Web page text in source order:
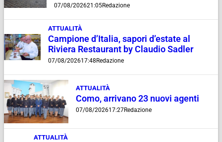
07/08/202621:05Redazione
ATTUALITÀ
Campione d’Italia, sapori d’estate al
Riviera Restaurant by Claudio Sadler
07/08/202617:48 Redazione
ATTUALITÀ
Como, arrivano 23 nuovi agenti
07/08/202617:27Redazione
ATTUALITÀ